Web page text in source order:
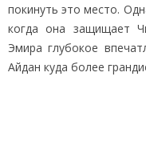
покинуть это место.
когда она защищает
Эмира глубокое
Айдан куда более